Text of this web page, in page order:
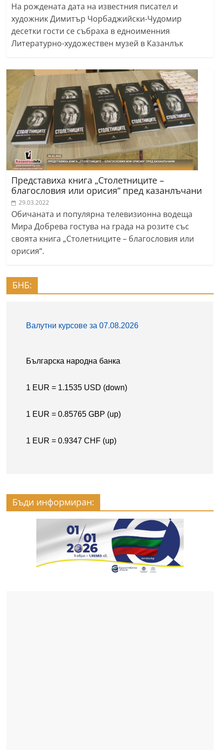
На рождената дата на известния писател и
художник Димитър Чорбаджийски-Чудомир
десетки гости се събраха в едноименния
Литературно-художествен музей в Казанлък
Представиха книга „Столетниците –
благословия или орисия“ пред казанлъчани
29.03.2022
Обичаната и популярна телевизионна водеща
Мира Добрева гостува на града на розите със
своята книга „Столетниците – благословия или
орисия“.
БНБ:
Бъди информиран: